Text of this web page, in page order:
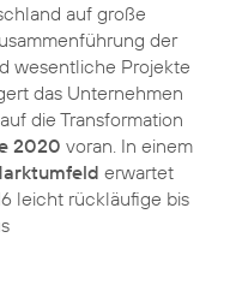
auf große
der
wesentliche Projekte
das Unternehmen
die Transformation
2020 voran. In einem
erwartet
leicht rückläufige bis